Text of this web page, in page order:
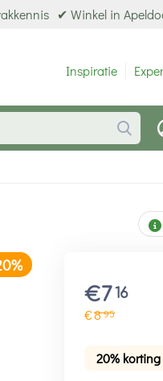
✔ Winkel in
Inspiratie
€7 16
€895
20%